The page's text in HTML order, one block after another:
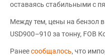
оставаясь стабильными с
Между тем, цены на бензол
USD900–910 за тонну, FOB
Ранеесообщалось, что